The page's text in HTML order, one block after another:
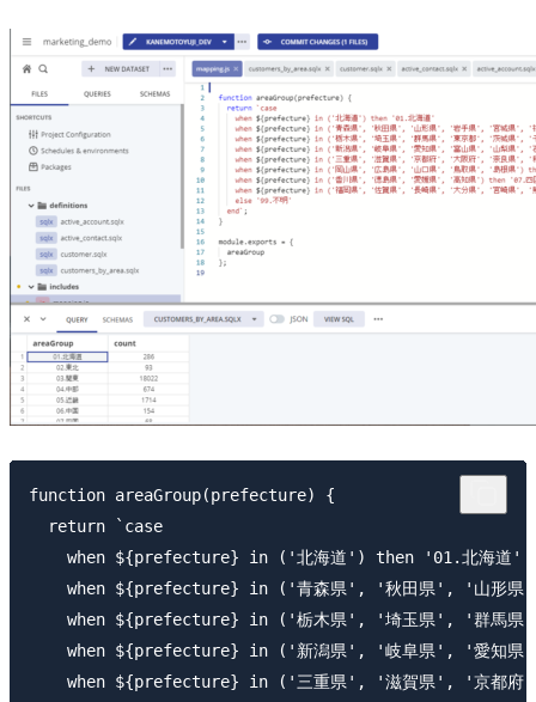
function areaGroup(prefecture) {
  return `case
    when ${prefecture} in ('北海道') then '01.北海道'
when ${prefecture} in ('青森県', '秋田県', '山形県
when ${prefecture} in ('栃木県', '埼玉県', '群馬県
when ${prefecture} in ('新潟県', '岐阜県', '愛知県
when ${prefecture} in ('三重県', '滋賀県', '京都府